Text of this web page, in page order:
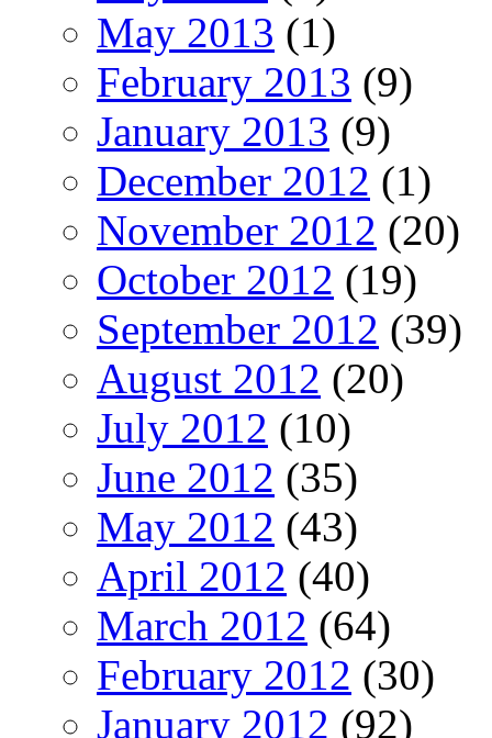
May 2013 (1)
February 2013 (9)
January 2013 (9)
December 2012 (1)
November 2012 (20)
October 2012 (19)
September 2012 (39)
August 2012 (20)
July 2012 (10)
June 2012 (35)
May 2012 (43)
April 2012 (40)
March 2012 (64)
February 2012 (30)
January 2012 (92)